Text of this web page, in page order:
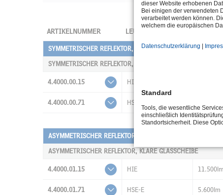
ARTIKELNUMMER LEUCHTMITTEL
SYMMETRISCHER REFLEKTOR, KLARE GLASSCHEIBE
SYMMETRISCHER REFLEKTOR, KLARE GLASSCHEIBE
4.4000.00.15 HIE
4.4000.00.71 HSE-E
ASYMMETRISCHER REFLEKTOR, KLARE GLASSCHEIBE
ASYMMETRISCHER REFLEKTOR, KLARE GLASSCHEIBE
4.4000.01.15 HIE 11.500lm
4.4000.01.71 HSE-E 5.600lm
dieser Website erhobenen
Bei einigen der verwendeten
verarbeitet werden können.
welchem die europäischen
Datenschutzerklärung
Standard
Tools, die wesentliche
einschließlich
Standortsicherheit. Diese